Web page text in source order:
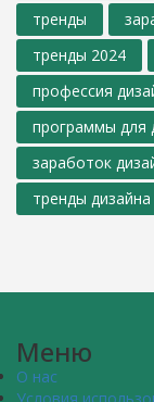
тренды
тренды 2024
профессия
программы для
заработок
тренды дизайна
Меню
О нас